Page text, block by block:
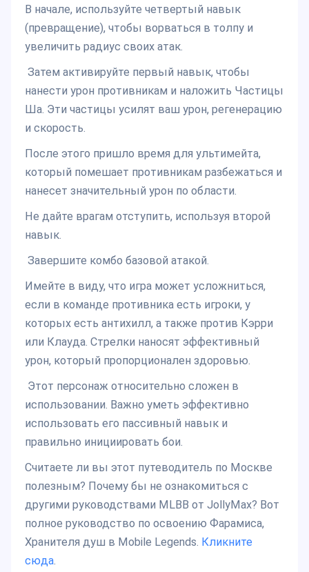
В начале, используйте четвертый навык
(превращение), чтобы ворваться в толпу и
увеличить радиус своих атак.
Затем активируйте первый навык, чтобы
нанести урон противникам и наложить Частицы
Ша. Эти частицы усилят ваш урон, регенерацию
и скорость.
После этого пришло время для ультимейта,
который помешает противникам разбежаться и
нанесет значительный урон по области.
Не дайте врагам отступить, используя второй
навык.
Завершите комбо базовой атакой.
Имейте в виду, что игра может усложниться,
если в команде противника есть игроки, у
которых есть антихилл, а также против Кэрри
или Клауда. Стрелки наносят эффективный
урон, который пропорционален здоровью.
Этот персонаж относительно сложен в
использовании. Важно уметь эффективно
использовать его пассивный навык и
правильно инициировать бои.
Считаете ли вы этот путеводитель по Москве
полезным? Почему бы не ознакомиться с
другими руководствами MLBB от JollyMax? Вот
полное руководство по освоению Фарамиса,
Хранителя душ в Mobile Legends. Кликните
сюда.